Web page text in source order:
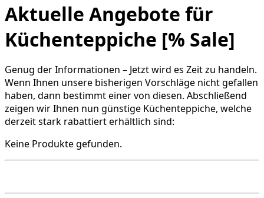
Aktuelle Angebote für
Küchenteppiche [% Sale]
Genug der Informationen – Jetzt wird es Zeit zu handeln.
Wenn Ihnen unsere bisherigen Vorschläge nicht gefallen
haben, dann bestimmt einer von diesen. Abschließend
zeigen wir Ihnen nun günstige Küchenteppiche, welche
derzeit stark rabattiert erhältlich sind:
Keine Produkte gefunden.